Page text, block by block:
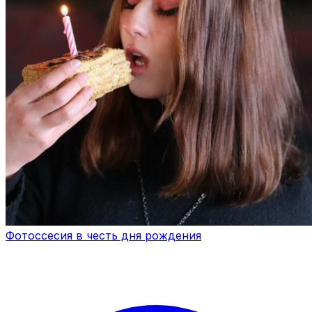
Фотоссесия в честь дня рождения